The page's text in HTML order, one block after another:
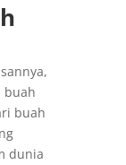
buah
buah
dunia